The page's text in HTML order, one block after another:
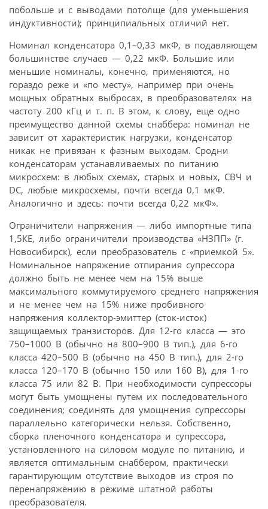
побольше и с выводами потолще (для уменьшения
индуктивности); принципиальных отличий нет.
Номинал конденсатора 0,1–0,33 мкФ, в подавляющем
большинстве случаев — 0,22 мкФ. Большие или
меньшие номиналы, конечно, применяются, но
гораздо реже и «по месту», например при очень
мощных обратных выбросах, в преобразователях на
частоту 200 кГц и т. п. В этом, к слову, еще одно
преимущество данной схемы снаббера: номинал не
зависит от характеристик нагрузки, конденсатор
никак не привязан к фазным выходам. Сродни
конденсаторам устанавливаемых по питанию
микросхем: в любых схемах, старых и новых, СВЧ и
DC, любые микросхемы, почти всегда 0,1 мкФ.
Аналогично и здесь: почти всегда 0,22 мкФ».
Ограничители напряжения — либо импортные типа
1,5КЕ, либо ограничители производства «НЗПП» (г.
Новосибирск), если преобразователь с «приемкой 5».
Номинальное напряжение отпирания супрессора
должно быть не менее чем на 15% выше
максимального коммутируемого среднего напряжения
и не менее чем на 15% ниже пробивного
напряжения коллектор-эмиттер (сток-исток)
защищаемых транзисторов. Для 12-го класса — это
750–1000 В (обычно на 800–900 В тип.), для 6-го
класса 420–500 В (обычно на 450 В тип.), для 2-го
класса 120–170 В (обычно 150 или 160 В), для 1-го
класса 75 или 82 В. При необходимости супрессоры
могут быть умощнены путем их последовательного
соединения; соединять для умощнения супрессоры
параллельно категорически нельзя. Собственно,
сборка пленочного конденсатора и супрессора,
установленного на силовом модуле по питанию, и
является оптимальным снаббером, практически
гарантирующим отсутствие выходов из строя по
перенапряжению в режиме штатной работы
преобразователя.